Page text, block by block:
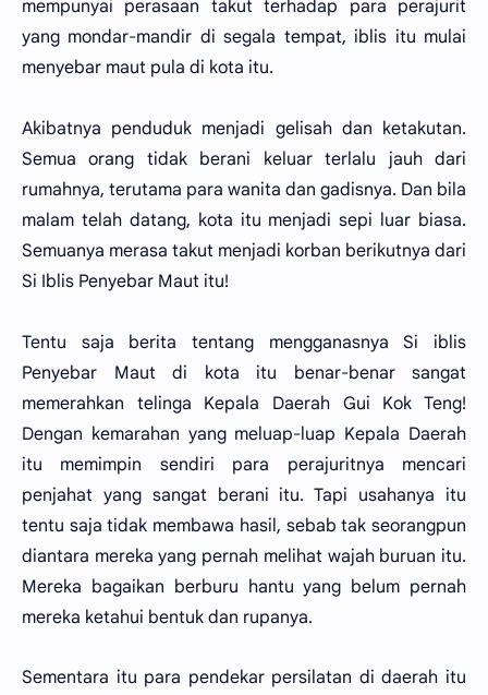
mempunyai perasaan takut terhadap para perajurit
yang mondar-mandir di segala tempat, iblis itu mulai
menyebar maut pula di kota itu.
Akibatnya penduduk menjadi gelisah dan ketakutan.
Semua orang tidak berani keluar terlalu jauh dari
rumahnya, terutama para wanita dan gadisnya. Dan bila
malam telah datang, kota itu menjadi sepi luar biasa.
Semuanya merasa takut menjadi korban berikutnya dari
Si Iblis Penyebar Maut itu!
Tentu saja berita tentang mengganasnya Si iblis
Penyebar Maut di kota itu benar-benar sangat
memerahkan telinga Kepala Daerah Gui Kok Teng!
Dengan kemarahan yang meluap-luap Kepala Daerah
itu memimpin sendiri para perajuritnya mencari
penjahat yang sangat berani itu. Tapi usahanya itu
tentu saja tidak membawa hasil, sebab tak seorangpun
diantara mereka yang pernah melihat wajah buruan itu.
Mereka bagaikan berburu hantu yang belum pernah
mereka ketahui bentuk dan rupanya.
Sementara itu para pendekar persilatan di daerah itu